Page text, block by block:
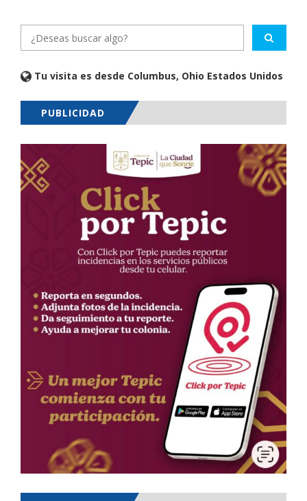
Tu visita es desde Columbus, Ohio Estados Unidos
PUBLICIDAD